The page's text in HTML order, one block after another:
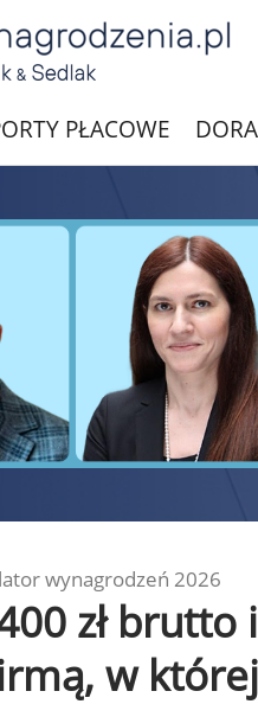
PŁACOWE
wynagrodzeń 2026
zł
w